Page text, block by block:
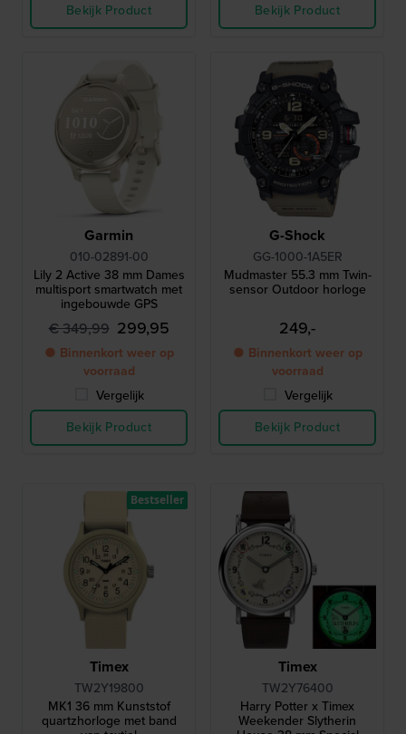
Bekijk Product
Bekijk Product
Garmin
010-02891-00
Lily 2 Active 38 mm Dames
multisport smartwatch met
ingebouwde GPS
€ 349,99 299,95
● Binnenkort weer op
voorraad
Vergelijk
Bekijk Product
G-Shock
GG-1000-1A5ER
Mudmaster 55.3 mm Twin-
sensor Outdoor horloge
249,-
● Binnenkort weer op
voorraad
Vergelijk
Bekijk Product
Timex
TW2Y19800
MK1 36 mm Kunststof
quartzhorloge met band
Bestseller
Timex
TW2Y76400
Harry Potter x Timex
Weekender Slytherin